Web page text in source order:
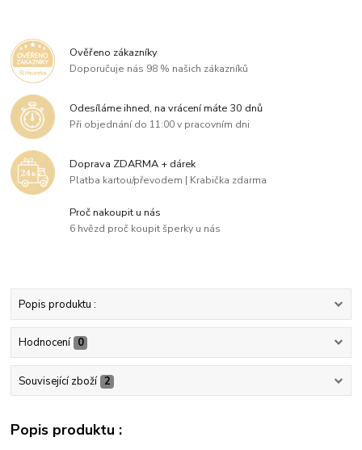
Ověřeno zákazníky
Doporučuje nás 98 % našich zákazníků
Odesíláme ihned, na vrácení máte 30 dnů
Při objednání do 11:00 v pracovním dni
Doprava ZDARMA + dárek
Platba kartou/převodem | Krabička zdarma
Proč nakoupit u nás
6 hvězd proč koupit šperky u nás
Popis produktu :
Hodnocení 0
Související zboží 2
Popis produktu :